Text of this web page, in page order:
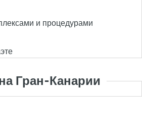
и процедурами
Гран-Канарии